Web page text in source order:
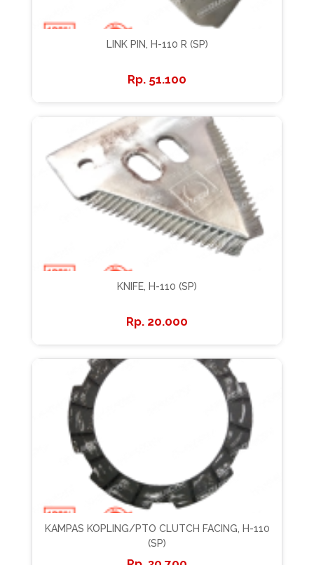
LINK PIN, H-110 R (SP)
51.100
KNIFE, H-110 (SP)
20.000
KAMPAS KOPLING/PTO CLUTCH FACING, H-110
(SP)